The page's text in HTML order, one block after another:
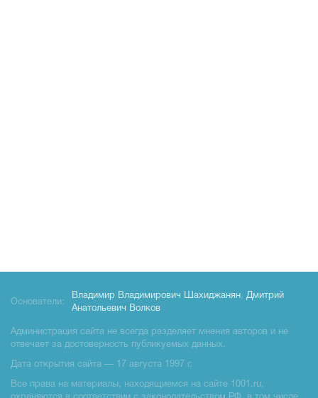
Основатели:
Владимир Владимирович Шахиджанян, Дмитрий
Анатольевич Волков
Администрация сайта не всегда разделяет мнения авторов и не
отвечает за достоверность публикуемых данных.
Дата открытия сайта — 17 августа 1997 г.
Все права на материалы, находящиемся на сайте 1001.ru,